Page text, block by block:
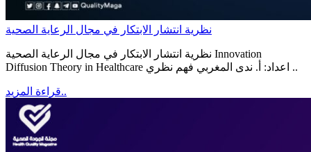
نظرية انتشار الابتكار في مجال الرعاية الصحية
نظرية انتشار الابتكار في مجال الرعاية الصحية Innovation
Diffusion Theory in Healthcare اعداد: أ. ندى المغربي فهم نظري ..
قراءة المزيد..